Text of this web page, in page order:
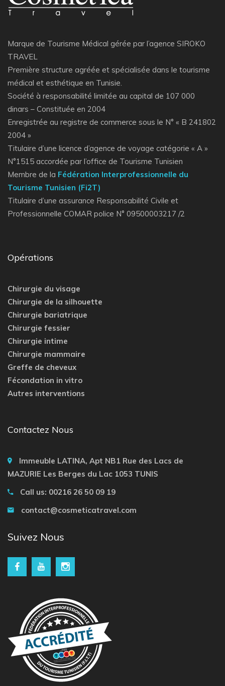
Marque de Tourisme Médical gérée par l’agence SIROKO
TRAVEL
Première structure agréée et spécialisée dans le tourisme
médical et esthétique en Tunisie.
Société à responsabilité limitée au capital de 107 000
dinars – Constituée en 2004
Enregistrée au registre de commerce sous le N° « B 241802
2004 »
Titulaire d’une licence d’agence de voyage catégorie « A »
N°1515 accordée par l’office de Tourisme Tunisien
Membre de la Fédération Interprofessionnelle du
Tourisme Tunisien (Fi2T)
Titulaire d’une assurance Responsabilité Civile et
Professionnelle COMAR police N° 09500003217 /2
Opérations
Chirurgie du visage
Chirurgie de la silhouette
Chirurgie bariatrique
Chirurgie fessier
Chirurgie intime
Chirurgie mammaire
Greffe de cheveux
Fécondation in vitro
Autres interventions
Contactez Nous
Immeuble LATINA, Apt NB1 Rue des Lacs de
MAZURIE Les Berges du Lac 1053 TUNIS
Call us: 00216 26 50 09 19
contact@cosmeticatravel.com
Suivez Nous